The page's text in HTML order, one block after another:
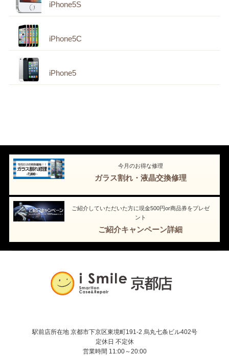
iPhone5S
iPhone5C
iPhone5
今月のお得な修理
ガラス割れ・液晶交換修理
ご紹介していただいた方に現金500円or商品券をプレゼ
ント
ご紹介キャンペーン詳細
駅前店所在地 京都市下京区東境町191-2 烏丸七条ビル402号
定休日 不定休
営業時間 11:00～20:00